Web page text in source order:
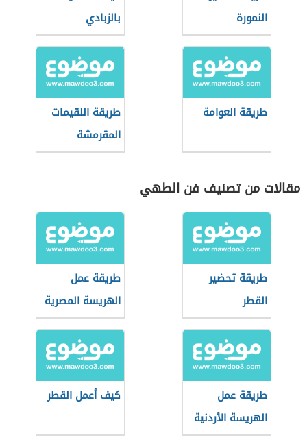
النمورة
بالزبادي
طريقة العوامة
طريقة اللقيمات
المقرمشة
مقالات من تصنيف فن الطهي
طريقة تحضير
القطر
طريقة عمل
الهريسة المصرية
طريقة عمل
الهريسة الأردنية
كيف أعمل القطر